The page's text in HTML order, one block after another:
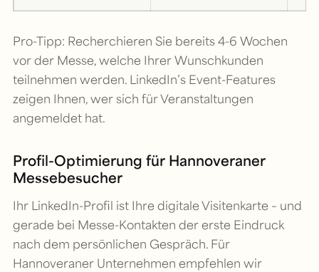
Pro-Tipp: Recherchieren Sie bereits 4-6 Wochen
vor der Messe, welche Ihrer Wunschkunden
teilnehmen werden. LinkedIn’s Event-Features
zeigen Ihnen, wer sich für Veranstaltungen
angemeldet hat.
Profil-Optimierung für Hannoveraner
Messebesucher
Ihr LinkedIn-Profil ist Ihre digitale Visitenkarte – und
gerade bei Messe-Kontakten der erste Eindruck
nach dem persönlichen Gespräch. Für
Hannoveraner Unternehmen empfehlen wir